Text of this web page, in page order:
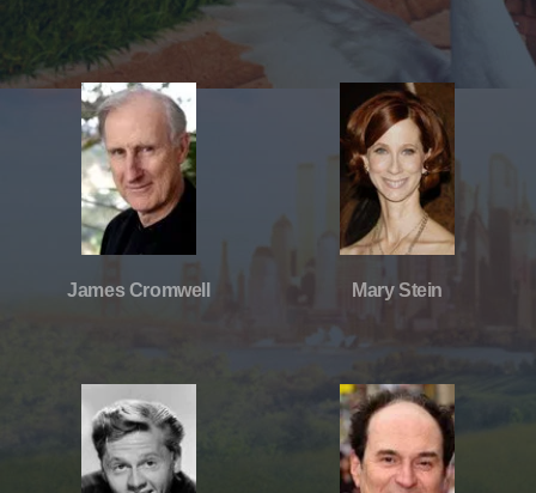
James Cromwell Mary Stein